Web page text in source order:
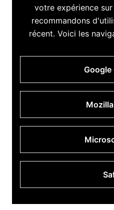
votre expérience
recommandons
récent. Voici les
Google